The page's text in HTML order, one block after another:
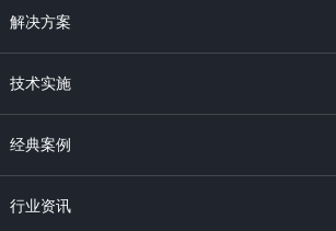
解决方案
技术实施
经典案例
行业资讯